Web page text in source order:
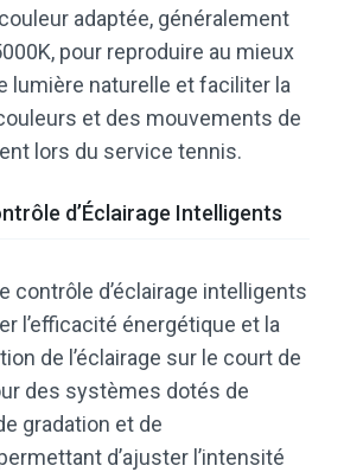
adaptée, généralement
pour reproduire au mieux
lumière naturelle et faciliter la
et des mouvements de
lors du service tennis.
d’Éclairage Intelligents
contrôle d’éclairage intelligents
l’efficacité énergétique et la
de l’éclairage sur le court de
des systèmes dotés de
gradation et de
d’ajuster l’intensité